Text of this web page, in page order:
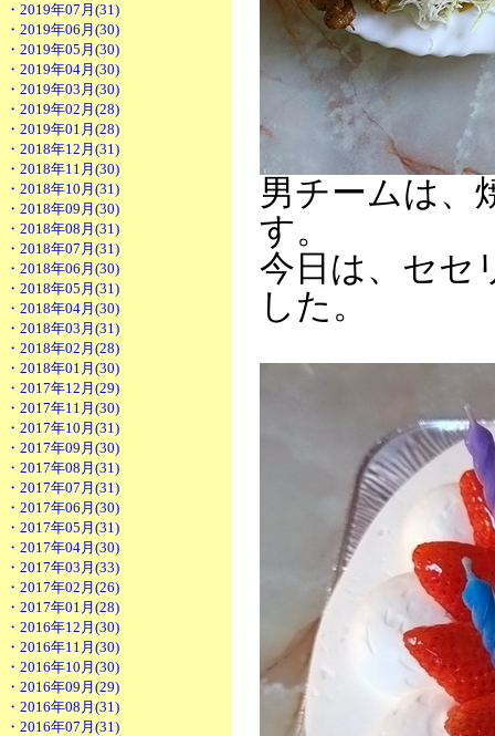
・2019年07月(31)
・2019年06月(30)
・2019年05月(30)
・2019年04月(30)
・2019年03月(30)
・2019年02月(28)
・2019年01月(28)
・2018年12月(31)
・2018年11月(30)
・2018年10月(31)
・2018年09月(30)
・2018年08月(31)
・2018年07月(31)
・2018年06月(30)
・2018年05月(31)
・2018年04月(30)
・2018年03月(31)
・2018年02月(28)
・2018年01月(30)
・2017年12月(29)
・2017年11月(30)
・2017年10月(31)
・2017年09月(30)
・2017年08月(31)
・2017年07月(31)
・2017年06月(30)
・2017年05月(31)
・2017年04月(30)
・2017年03月(33)
・2017年02月(26)
・2017年01月(28)
・2016年12月(30)
・2016年11月(30)
・2016年10月(30)
・2016年09月(29)
・2016年08月(31)
・2016年07月(31)
男チームは、
す。
今日は、セセ
した。